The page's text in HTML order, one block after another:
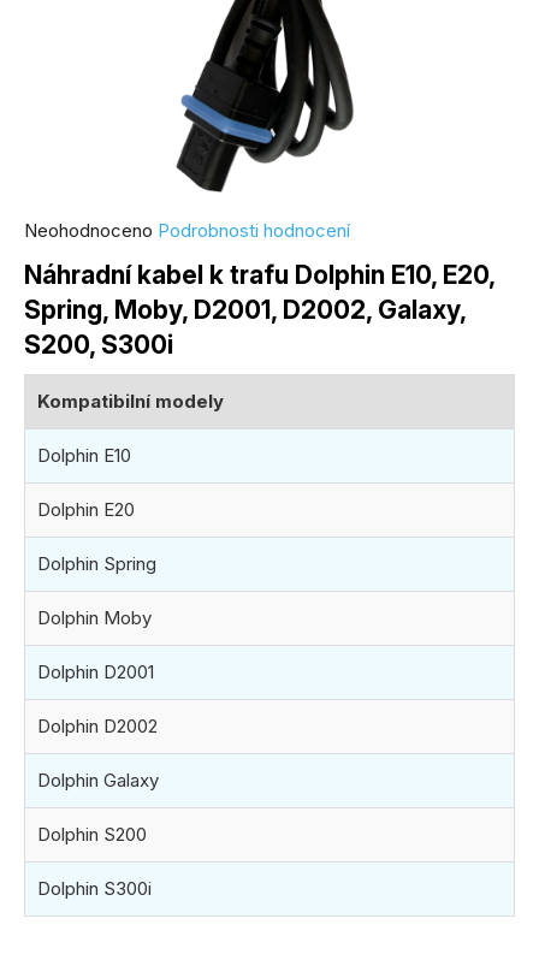
Náhradní kabel k trafu Dolphin E10, E20,
Spring, Moby, D2001, D2002, Galaxy,
S200, S300i
Průměrné
hodnocení
produktu
je
0,0
z
hvězdiček.
Neohodnoceno Podrobnosti hodnocení
Kompatibilní modely
Dolphin E10
Dolphin E20
Dolphin Spring
Dolphin Moby
Dolphin D2001
Dolphin D2002
Dolphin Galaxy
Dolphin S200
Dolphin S300i